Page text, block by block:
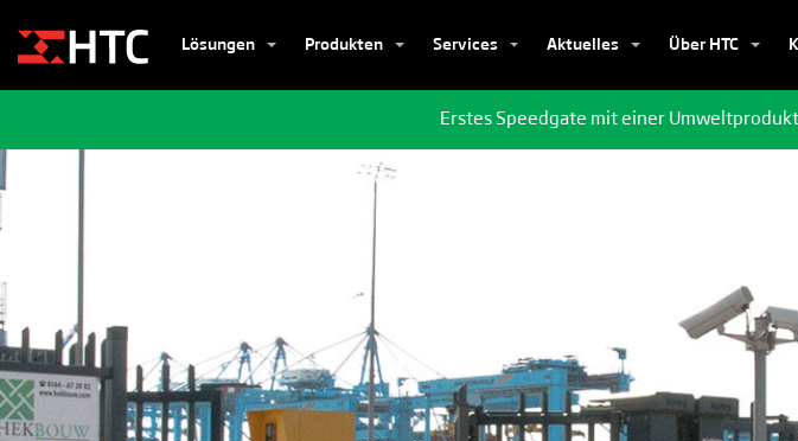
Lösungen Produkten Services Aktuelles Über HTC
Erstes Speedgate mit einer